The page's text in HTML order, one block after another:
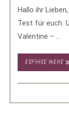
Hallo ihr
Test für euch.
Valentine – …
ERFAHRE MEHR